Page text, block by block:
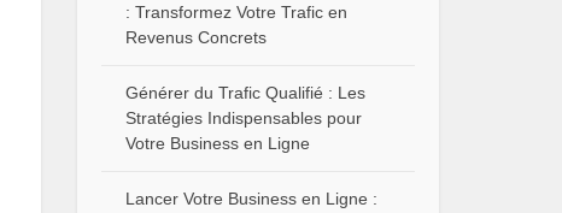
: Transformez Votre Trafic en
Revenus Concrets
Générer du Trafic Qualifié : Les
Stratégies Indispensables pour
Votre Business en Ligne
Lancer Votre Business en Ligne :